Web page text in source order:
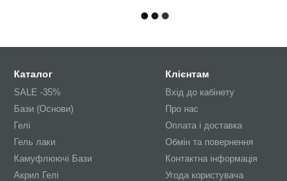
Каталог
SALE -35%
Бази (Основи)
Гелі
Гель лаки
Камуфлюючі Бази
Акрил Гелі
Клієнтам
Вхід до кабінету
Про нас
Оплата і доставка
Обмін та повернення
Контактна інформація
Угода користувача